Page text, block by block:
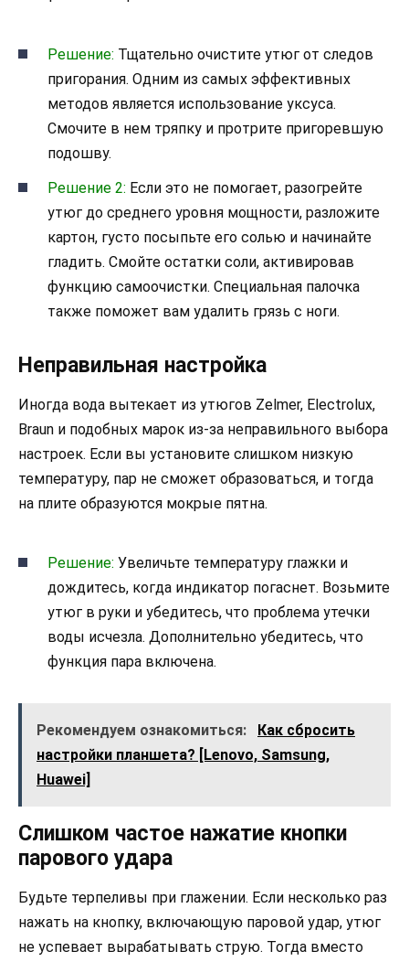
Решение: Тщательно очистите утюг от следов
пригорания. Одним из самых эффективных
методов является использование уксуса.
Смочите в нем тряпку и протрите пригоревшую
подошву.
Решение 2: Если это не помогает, разогрейте
утюг до среднего уровня мощности, разложите
картон, густо посыпьте его солью и начинайте
гладить. Смойте остатки соли, активировав
функцию самоочистки. Специальная палочка
также поможет вам удалить грязь с ноги.
Неправильная настройка
Иногда вода вытекает из утюгов Zelmer, Electrolux,
Braun и подобных марок из-за неправильного выбора
настроек. Если вы установите слишком низкую
температуру, пар не сможет образоваться, и тогда
на плите образуются мокрые пятна.
Решение: Увеличьте температуру глажки и
дождитесь, когда индикатор погаснет. Возьмите
утюг в руки и убедитесь, что проблема утечки
воды исчезла. Дополнительно убедитесь, что
функция пара включена.
Рекомендуем ознакомиться:
Как сбросить
настройки планшета? [Lenovo, Samsung,
Huawei]
Слишком частое нажатие кнопки
парового удара
Будьте терпеливы при глажении. Если несколько раз
нажать на кнопку, включающую паровой удар, утюг
не успевает вырабатывать струю. Тогда вместо